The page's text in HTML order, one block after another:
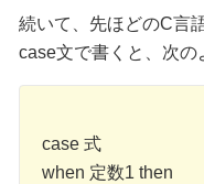
続いて、先ほどのC言
case文で書くと、次の
case 式
when 定数1 then